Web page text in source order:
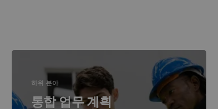
하위 분야
통합 업무 계획